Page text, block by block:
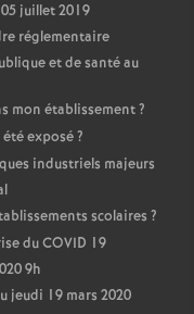
juillet 2019
réglementaire
et de santé au
mon établissement?
exposé?
industriels majeurs
scolaires ?
du COVID 19
9h
jeudi 19 mars 2020